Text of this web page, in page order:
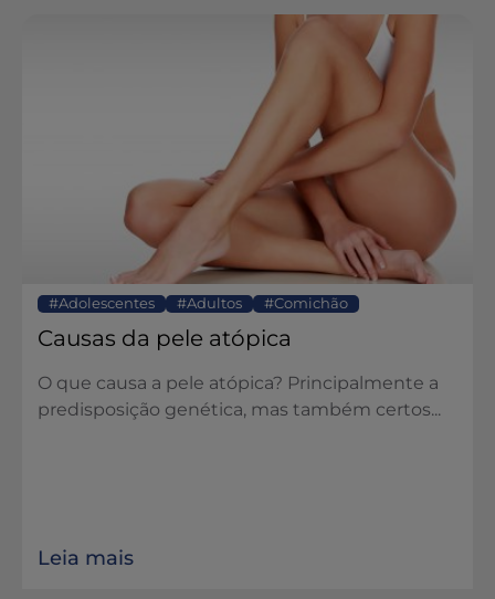
Adolescentes Adultos Comichão
Causas da pele atópica
O que causa a pele atópica? Principalmente a
predisposição genética, mas também certos...
Leia mais